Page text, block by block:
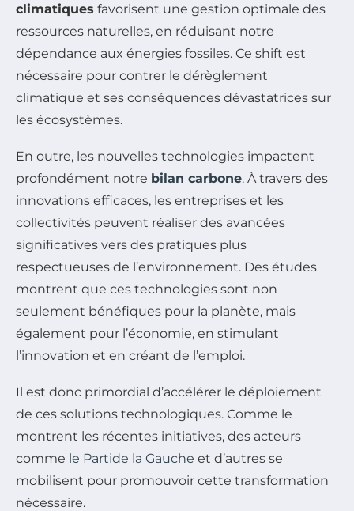
climatiques favorisent une gestion optimale des
ressources naturelles, en réduisant notre
dépendance aux énergies fossiles. Ce shift est
nécessaire pour contrer le dérèglement
climatique et ses conséquences dévastatrices sur
les écosystèmes.
En outre, les nouvelles technologies impactent
profondément notre bilan carbone. À travers des
innovations efficaces, les entreprises et les
collectivités peuvent réaliser des avancées
significatives vers des pratiques plus
respectueuses de l’environnement. Des études
montrent que ces technologies sont non
seulement bénéfiques pour la planète, mais
également pour l’économie, en stimulant
l’innovation et en créant de l’emploi.
Il est donc primordial d’accélérer le déploiement
de ces solutions technologiques. Comme le
montrent les récentes initiatives, des acteurs
comme le Partide la Gauche et d’autres se
mobilisent pour promouvoir cette transformation
nécessaire.